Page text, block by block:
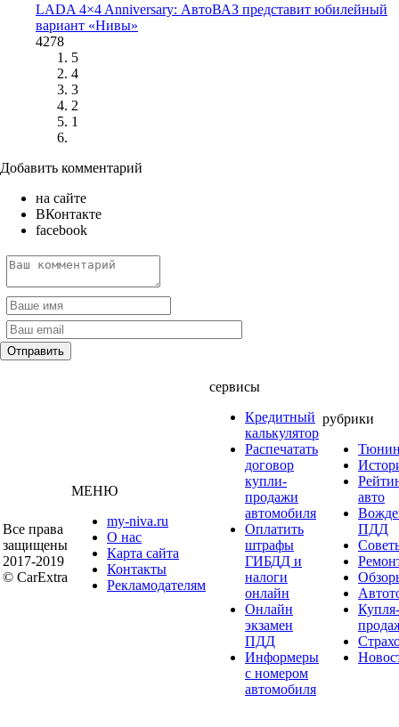
LADA 4×4 Anniversary: АвтоВАЗ представит юбилейный
вариант «Нивы»
4278
5
4
3
2
1
Добавить комментарий
на сайте
ВКонтакте
facebook
Все права
защищены
2017-2019
© CarExtra
МЕНЮ
my-niva.ru
О нас
Карта сайта
Контакты
Рекламодателям
сервисы
Кредитный
калькулятор
Распечатать
договор
купли-
продажи
автомобиля
Оплатить
штрафы
ГИБДД и
налоги
онлайн
Онлайн
экзамен
ПДД
Информеры
с номером
автомобиля
рубрики
авто
ПДД
Купля-